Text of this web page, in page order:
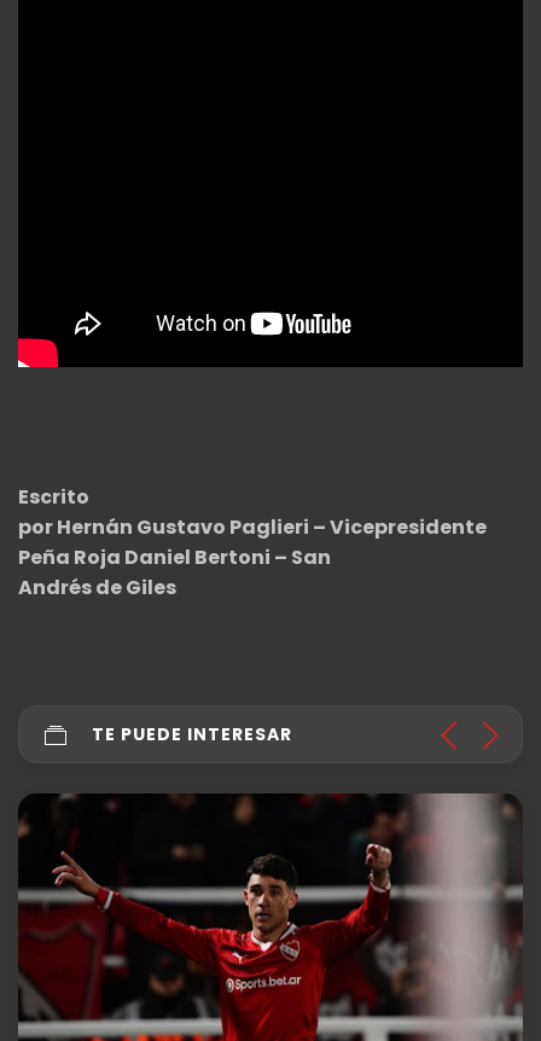
Escrito
por Hernán Gustavo Paglieri – Vicepresidente
Peña Roja Daniel Bertoni – San
Andrés de Giles
TE PUEDE INTERESAR